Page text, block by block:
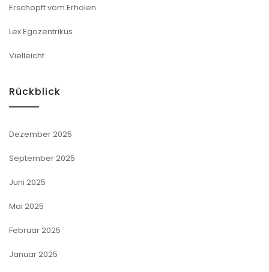
Erschöpft vom Erholen
Lex Egozentrikus
Vielleicht
Rückblick
Dezember 2025
September 2025
Juni 2025
Mai 2025
Februar 2025
Januar 2025